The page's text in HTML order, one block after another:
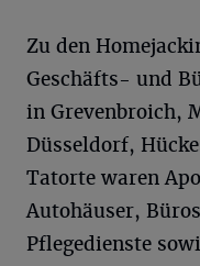
Zu den
Geschäfts- und
in Grevenbroich,
Düsseldorf,
Tatorte waren
Autohäuser,
Pflegedienste